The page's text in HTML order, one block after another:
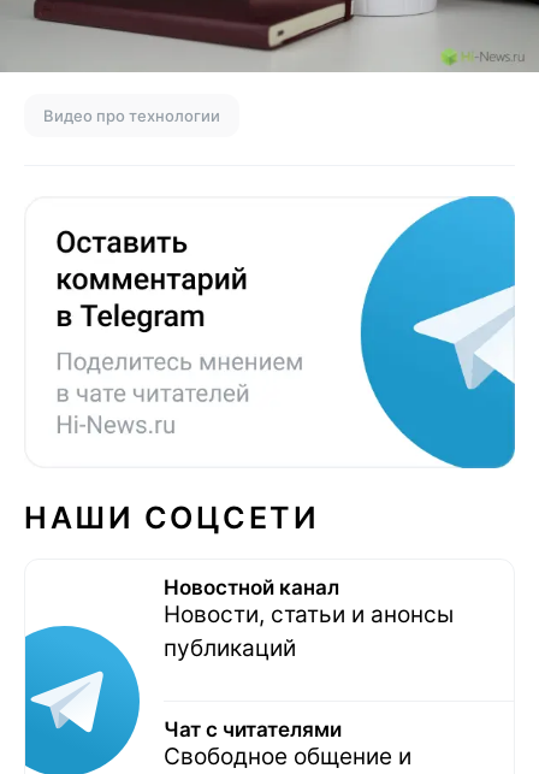
Видео про технологии
НАШИ СОЦСЕТИ
Новостной канал
Новости, статьи и анонсы
публикаций
Чат с читателями
Свободное общение и